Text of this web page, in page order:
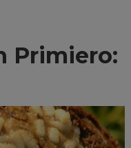
Primiero: